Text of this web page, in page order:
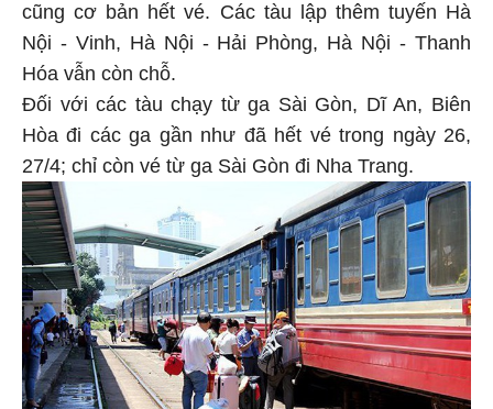
cũng cơ bản hết vé. Các tàu lập thêm tuyến Hà
Nội - Vinh, Hà Nội - Hải Phòng, Hà Nội - Thanh
Hóa vẫn còn chỗ.
Đối với các tàu chạy từ ga Sài Gòn, Dĩ An, Biên
Hòa đi các ga gần như đã hết vé trong ngày 26,
27/4; chỉ còn vé từ ga Sài Gòn đi Nha Trang.